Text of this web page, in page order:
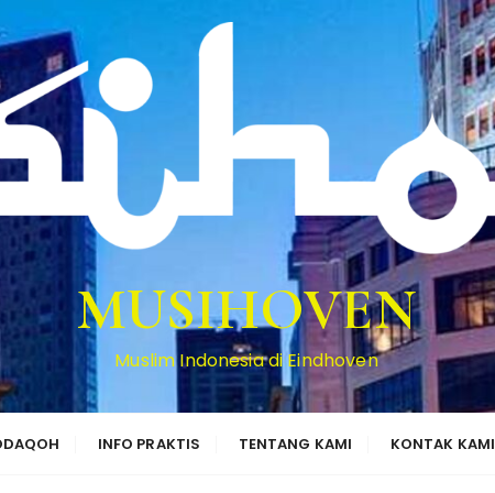
MUSIHOVEN
Muslim Indonesia di Eindhoven
INFO PRAKTIS TENTANG KAMI KONTAK KAMI